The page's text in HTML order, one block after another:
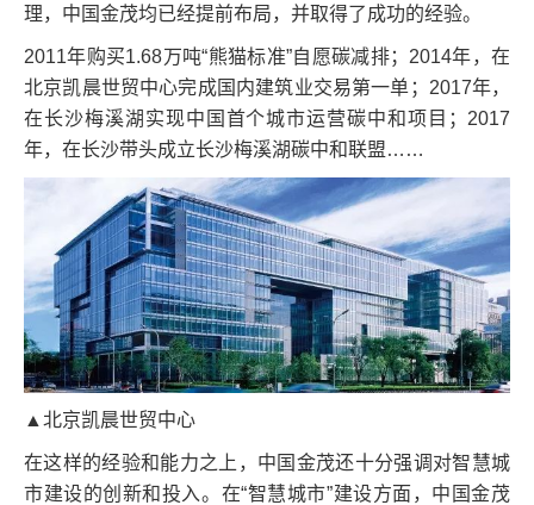
理，中国金茂均已经提前布局，并取得了成功的经验。
2011年购买1.68万吨“熊猫标准”自愿碳减排；2014年，在
北京凯晨世贸中心完成国内建筑业交易第一单；2017年，
在长沙梅溪湖实现中国首个城市运营碳中和项目；2017
年，在长沙带头成立长沙梅溪湖碳中和联盟……
▲北京凯晨世贸中心
在这样的经验和能力之上，中国金茂还十分强调对智慧城
市建设的创新和投入。在“智慧城市”建设方面，中国金茂